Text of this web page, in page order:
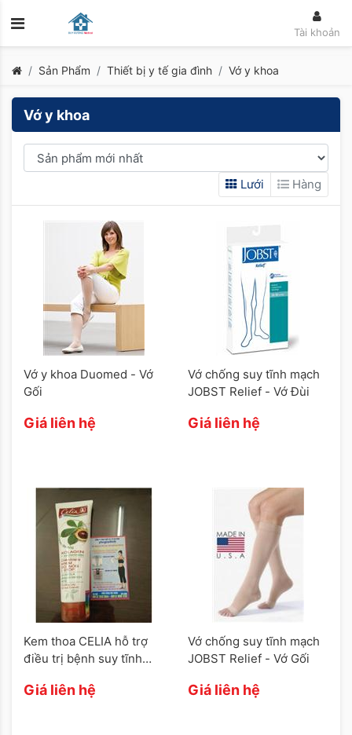
Tài khoản
Sản Phẩm Thiết bị y tế gia đình Vớ y khoa
Vớ y khoa
Lưới Hàng
Vớ y khoa Duomed - Vớ
Gối
Giá liên hệ
Vớ chống suy tĩnh mạch
JOBST Relief - Vớ Đùi
Giá liên hệ
Kem thoa CELIA hỗ trợ
điều trị bệnh suy tĩnh
Giá liên hệ
Vớ chống suy tĩnh mạch
JOBST Relief - Vớ Gối
Giá liên hệ